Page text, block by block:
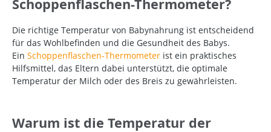
Schoppenflaschen-Thermometer?
Die richtige Temperatur von Babynahrung ist entscheidend
für das Wohlbefinden und die Gesundheit des Babys.
Ein Schoppenflaschen-Thermometer ist ein praktisches
Hilfsmittel, das Eltern dabei unterstützt, die optimale
Temperatur der Milch oder des Breis zu gewährleisten.
Warum ist die Temperatur der